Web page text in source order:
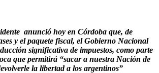
anunció hoy en Córdoba que, de
y el paquete fiscal, el Gobierno Nacional
significativa de impuestos, como parte
que permitirá “sacar a nuestra Nación de
la libertad a los argentinos”